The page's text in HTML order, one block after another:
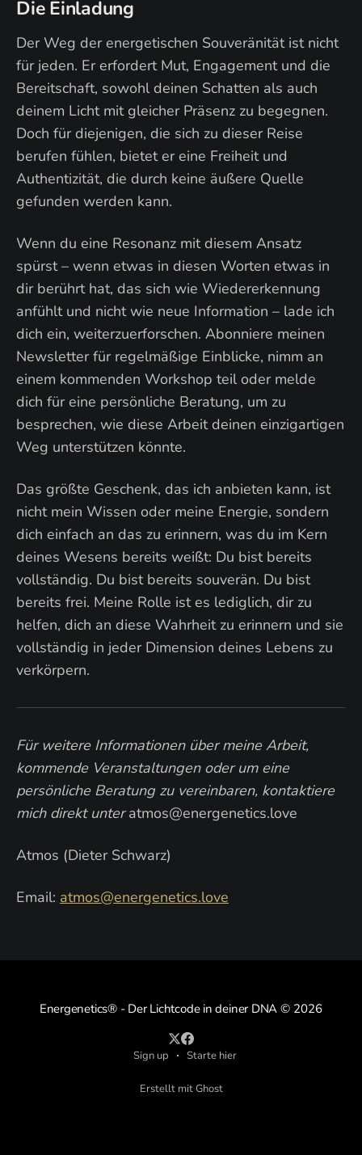
Die Einladung
Der Weg der energetischen Souveränität ist nicht
für jeden. Er erfordert Mut, Engagement und die
Bereitschaft, sowohl deinen Schatten als auch
deinem Licht mit gleicher Präsenz zu begegnen.
Doch für diejenigen, die sich zu dieser Reise
berufen fühlen, bietet er eine Freiheit und
Authentizität, die durch keine äußere Quelle
gefunden werden kann.
Wenn du eine Resonanz mit diesem Ansatz
spürst – wenn etwas in diesen Worten etwas in
dir berührt hat, das sich wie Wiedererkennung
anfühlt und nicht wie neue Information – lade ich
dich ein, weiterzuerforschen. Abonniere meinen
Newsletter für regelmäßige Einblicke, nimm an
einem kommenden Workshop teil oder melde
dich für eine persönliche Beratung, um zu
besprechen, wie diese Arbeit deinen einzigartigen
Weg unterstützen könnte.
Das größte Geschenk, das ich anbieten kann, ist
nicht mein Wissen oder meine Energie, sondern
dich einfach an das zu erinnern, was du im Kern
deines Wesens bereits weißt: Du bist bereits
vollständig. Du bist bereits souverän. Du bist
bereits frei. Meine Rolle ist es lediglich, dir zu
helfen, dich an diese Wahrheit zu erinnern und sie
vollständig in jeder Dimension deines Lebens zu
verkörpern.
Für weitere Informationen über meine Arbeit,
kommende Veranstaltungen oder um eine
persönliche Beratung zu vereinbaren, kontaktiere
mich direkt unteratmos@energenetics.love
Atmos (Dieter Schwarz)
Email: atmos@energenetics.love
Energenetics® - Der Lichtcode in deiner DNA © 2026
Sign up Starte hier
Erstellt mit Ghost